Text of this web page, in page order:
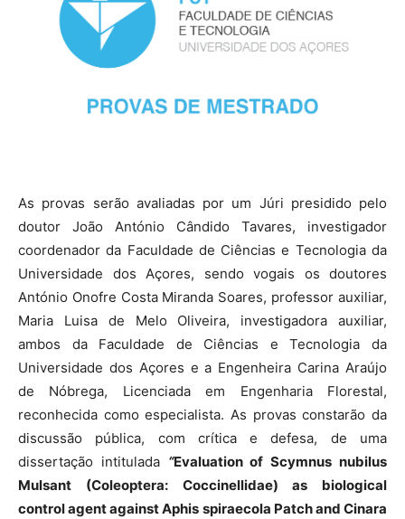
As provas serão avaliadas por um Júri presidido pelo
doutor João António Cândido Tavares, investigador
coordenador da Faculdade de Ciências e Tecnologia da
Universidade dos Açores, sendo vogais os doutores
António Onofre Costa Miranda Soares, professor auxiliar,
Maria Luisa de Melo Oliveira, investigadora auxiliar,
ambos da Faculdade de Ciências e Tecnologia da
Universidade dos Açores e a Engenheira Carina Araújo
de Nóbrega, Licenciada em Engenharia Florestal,
reconhecida como especialista. As provas constarão da
discussão pública, com crítica e defesa, de uma
dissertação intitulada “Evaluation of Scymnus nubilus
Mulsant (Coleoptera: Coccinellidae) as biological
control agent against Aphis spiraecola Patch and Cinara